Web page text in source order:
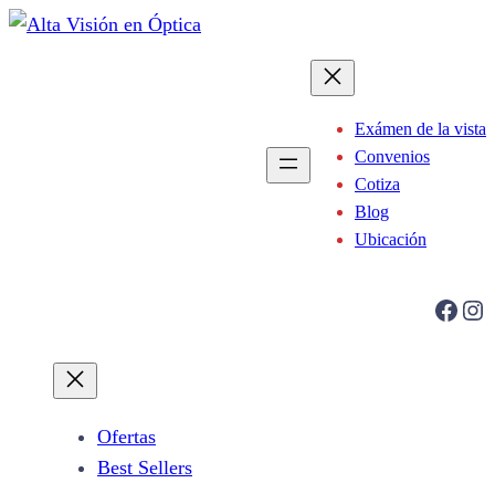
Saltar
Exámen de la vista
Convenios
Cotiza
Blog
Ubicación
Facebook Instagram
Ofertas
Best Sellers